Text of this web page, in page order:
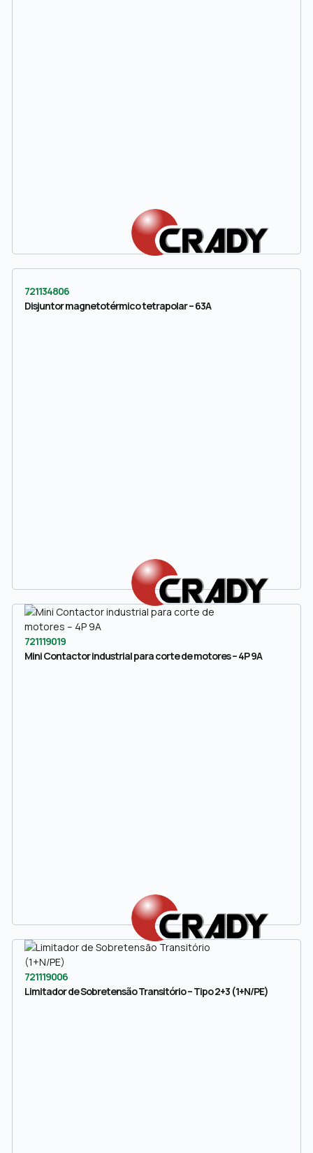
721134806
Disjuntor magnetotérmico tetrapolar – 63A
721119019
Mini Contactor industrial para corte de motores – 4P 9A
721119006
Limitador de Sobretensão Transitório – Tipo 2+3 (1+N/PE)